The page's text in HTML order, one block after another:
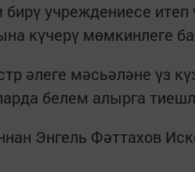
бирү учреждениесе
күчерү мөмкинлеге
әлеге мәсьәләне үз
белем алырга
Энгель Фәттахов